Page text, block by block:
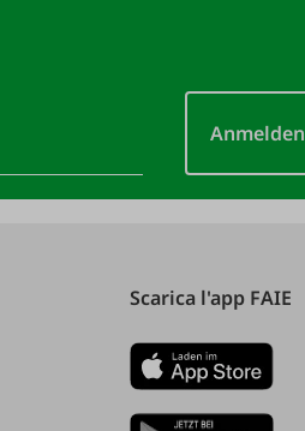
Anmelden
Scarica l'app FAIE